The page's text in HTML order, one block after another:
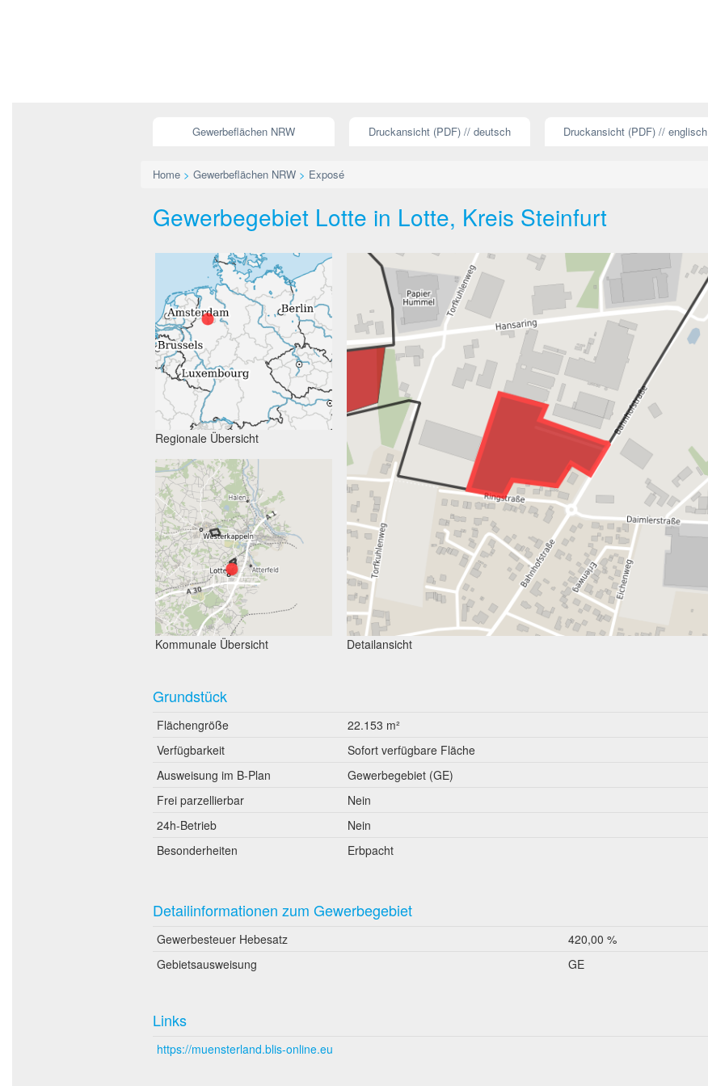
Gewerbeflächen NRW Druckansicht (PDF) // deutsch Druckansicht (PDF) // englisch
Home > Gewerbeflächen NRW > Exposé
Gewerbegebiet Lotte in Lotte, Kreis Steinfurt
Regionale Übersicht
Kommunale Übersicht Detailansicht
Grundstück
Flächengröße
22.153 m²
Verfügbarkeit
Sofort verfügbare Fläche
Ausweisung im B-Plan
Gewerbegebiet (GE)
Frei parzellierbar
Nein
24h-Betrieb
Nein
Besonderheiten
Erbpacht
Detailinformationen zum Gewerbegebiet
Gewerbesteuer Hebesatz
420,00 %
Gebietsausweisung
GE
Links
https://muensterland.blis-online.eu